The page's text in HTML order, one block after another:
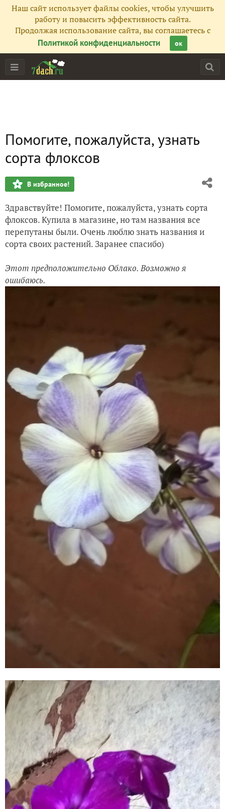
Наш сайт использует файлы cookies, чтобы улучшить
работу и повысить эффективность сайта.
Продолжая использование сайта, вы соглашаетесь с
Политикой конфиденциальности
ок
Помогите, пожалуйста, узнать
сорта флоксов
В избранное!
Здравствуйте! Помогите, пожалуйста, узнать сорта
флоксов. Купила в магазине, но там названия все
перепутаны были. Очень люблю знать названия и
сорта своих растений. Заранее спасибо)
Этот предположительно Облако. Возможно я
ошибаюсь.